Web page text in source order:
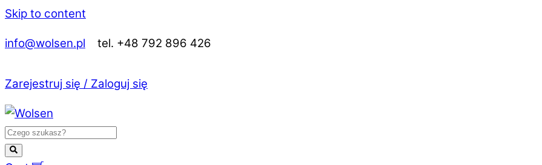
Skip to content
info@wolsen.pl tel. +48 792 896 426
Zarejestruj się / Zaloguj się